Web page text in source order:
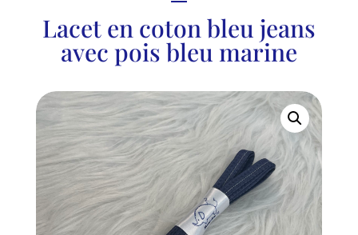
Lacet en coton bleu jeans
avec pois bleu marine